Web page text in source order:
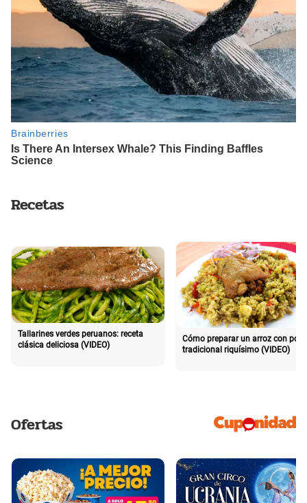
Recetas
Tallarines verdes peruanos: receta
clásica deliciosa (VIDEO)
Cómo preparar un arroz con pollo
tradicional riquísimo (VIDEO)
Ofertas